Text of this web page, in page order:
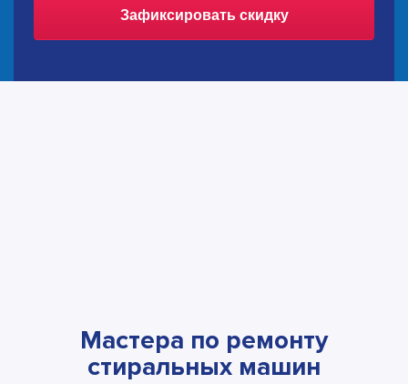
Зафиксировать скидку
Мастера по ремонту
стиральных машин